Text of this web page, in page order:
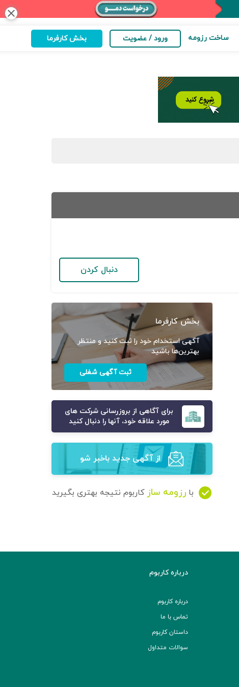
close
ساخت رزومه ورود / عضویت بخش کارفرما
دنبال کردن
بخش کارفرما
آگهی استخدام خود را ثبت کنید و منتظر
بهترین‌ها باشید
ثبت آگهی شغلی
برای آگاهی از بروزرسانی شرکت های
مورد علاقه خود، آنها را دنبال کنید
از آگهی‌ جدید باخبر شو
با رزومه ساز کاربوم نتیجه بهتری بگیرید
درباره کاربوم
درباره کاربوم
تماس با ما
داستان کاربوم
سوالات متداول